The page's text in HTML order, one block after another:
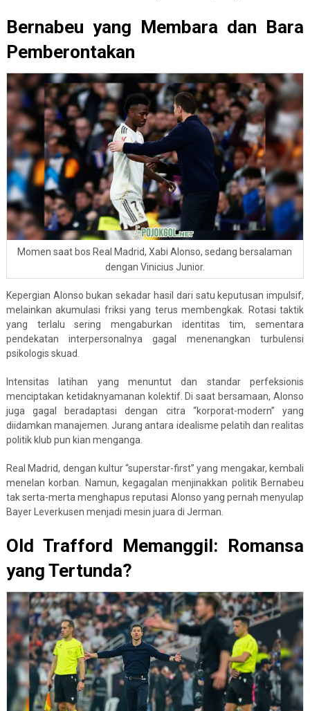
Bernabeu yang Membara dan Bara
Pemberontakan
Momen saat bos Real Madrid, Xabi Alonso, sedang bersalaman
dengan Vinicius Junior.
Kepergian Alonso bukan sekadar hasil dari satu keputusan impulsif,
melainkan akumulasi friksi yang terus membengkak. Rotasi taktik
yang terlalu sering mengaburkan identitas tim, sementara
pendekatan interpersonalnya gagal menenangkan turbulensi
psikologis skuad.
Intensitas latihan yang menuntut dan standar perfeksionis
menciptakan ketidaknyamanan kolektif. Di saat bersamaan, Alonso
juga gagal beradaptasi dengan citra “korporat-modern” yang
diidamkan manajemen. Jurang antara idealisme pelatih dan realitas
politik klub pun kian menganga.
Real Madrid, dengan kultur “superstar-first” yang mengakar, kembali
menelan korban. Namun, kegagalan menjinakkan politik Bernabeu
tak serta-merta menghapus reputasi Alonso yang pernah menyulap
Bayer Leverkusen menjadi mesin juara di Jerman.
Old Trafford Memanggil: Romansa
yang Tertunda?